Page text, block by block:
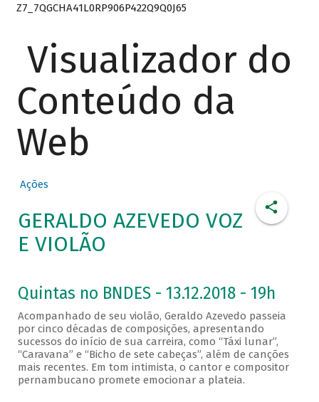
Z7_7QGCHA41L0RP906P422Q9Q0J65
Visualizador do
Conteúdo da
Web
Ações
GERALDO AZEVEDO VOZ
E VIOLÃO
Quintas no BNDES - 13.12.2018 - 19h
Acompanhado de seu violão, Geraldo Azevedo passeia
por cinco décadas de composições, apresentando
sucessos do início de sua carreira, como “Táxi lunar”,
“Caravana” e “Bicho de sete cabeças”, além de canções
mais recentes. Em tom intimista, o cantor e compositor
pernambucano promete emocionar a plateia.